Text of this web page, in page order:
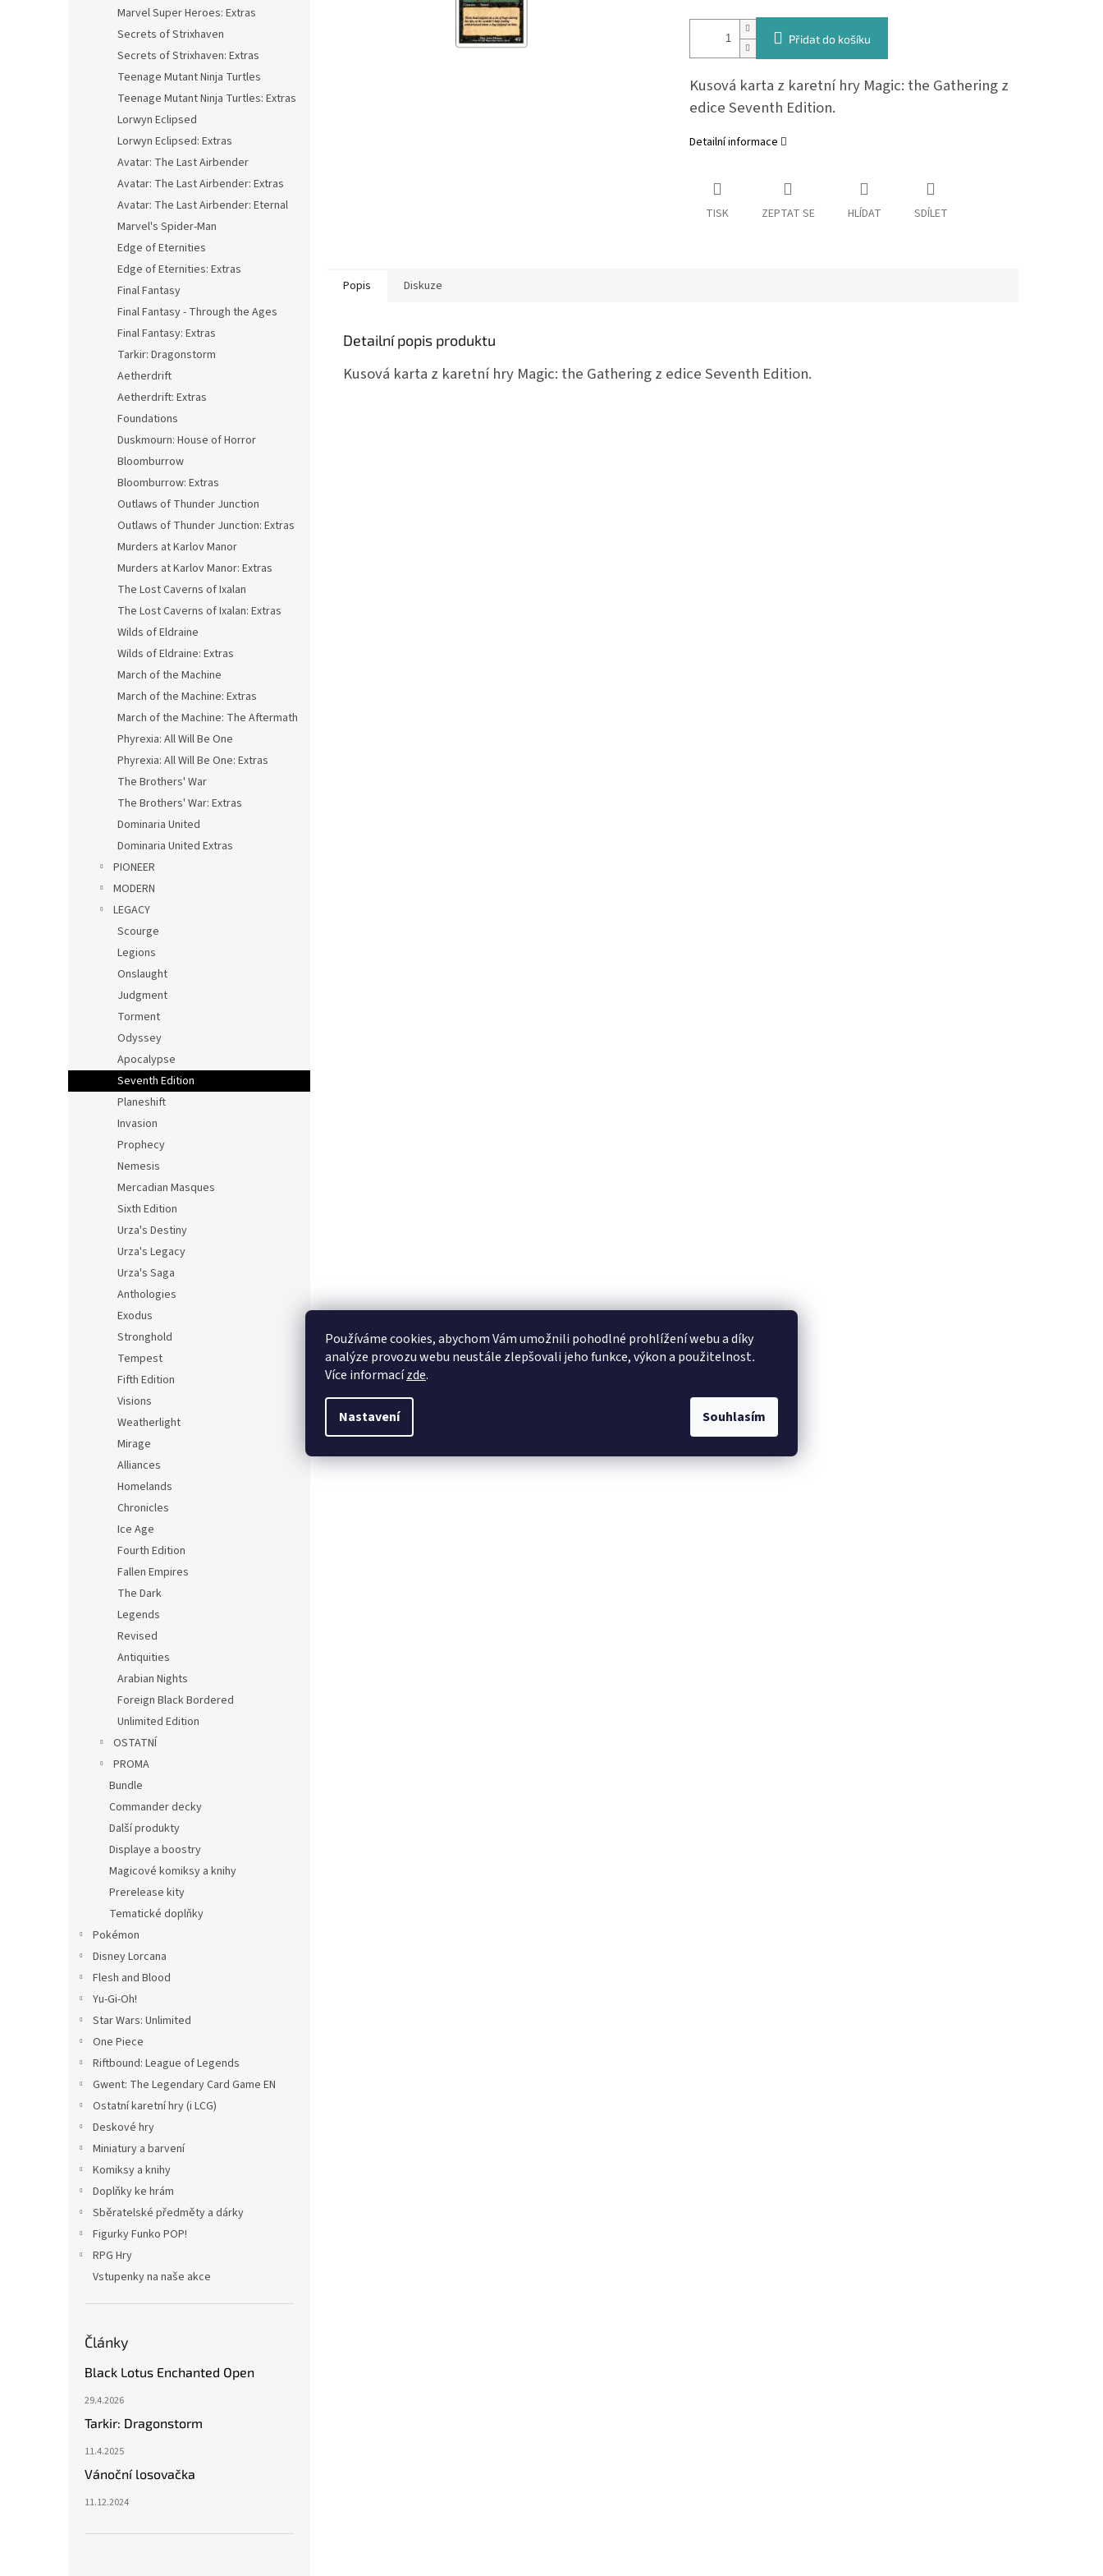
Používáme cookies, abychom Vám umožnili pohodlné prohlížení webu a díky
analýze provozu webu neustále zlepšovali jeho funkce, výkon a použitelnost.
Více informacízde.
Nastavení Souhlasím
Marvel Super Heroes: Extras
Secrets of Strixhaven
Secrets of Strixhaven: Extras
Teenage Mutant Ninja Turtles
Teenage Mutant Ninja Turtles: Extras
Lorwyn Eclipsed
Lorwyn Eclipsed: Extras
Avatar: The Last Airbender
Avatar: The Last Airbender: Extras
Avatar: The Last Airbender: Eternal
Marvel's Spider-Man
Edge of Eternities
Edge of Eternities: Extras
Final Fantasy
Final Fantasy - Through the Ages
Final Fantasy: Extras
Tarkir: Dragonstorm
Aetherdrift
Aetherdrift: Extras
Foundations
Duskmourn: House of Horror
Bloomburrow
Bloomburrow: Extras
Outlaws of Thunder Junction
Outlaws of Thunder Junction: Extras
Murders at Karlov Manor
Murders at Karlov Manor: Extras
The Lost Caverns of Ixalan
The Lost Caverns of Ixalan: Extras
Wilds of Eldraine
Wilds of Eldraine: Extras
March of the Machine
March of the Machine: Extras
March of the Machine: The Aftermath
Phyrexia: All Will Be One
Phyrexia: All Will Be One: Extras
The Brothers' War
The Brothers' War: Extras
Dominaria United
Dominaria United Extras
PIONEER
MODERN
LEGACY
Scourge
Legions
Onslaught
Judgment
Torment
Odyssey
Apocalypse
Seventh Edition
Planeshift
Invasion
Prophecy
Nemesis
Mercadian Masques
Sixth Edition
Urza's Destiny
Urza's Legacy
Urza's Saga
Anthologies
Exodus
Stronghold
Tempest
Fifth Edition
Visions
Weatherlight
Mirage
Alliances
Homelands
Chronicles
Ice Age
Fourth Edition
Fallen Empires
The Dark
Legends
Revised
Antiquities
Arabian Nights
Foreign Black Bordered
Unlimited Edition
OSTATNÍ
PROMA
Bundle
Commander decky
Další produkty
Displaye a boostry
Magicové komiksy a knihy
Prerelease kity
Tematické doplňky
Pokémon
Disney Lorcana
Flesh and Blood
Yu-Gi-Oh!
Star Wars: Unlimited
One Piece
Riftbound: League of Legends
Gwent: The Legendary Card Game EN
Ostatní karetní hry (i LCG)
Deskové hry
Miniatury a barvení
Komiksy a knihy
Doplňky ke hrám
Sběratelské předměty a dárky
Figurky Funko POP!
RPG Hry
Vstupenky na naše akce
Články
Black Lotus Enchanted Open
29.4.2026
Tarkir: Dragonstorm
11.4.2025
Vánoční losovačka
11.12.2024
Přidat do košíku
Kusová karta z karetní hry Magic: the Gathering z
edice Seventh Edition.
Detailní informace
TISK ZEPTAT SE HLÍDAT SDÍLET
Popis Diskuze
Detailní popis produktu
Kusová karta z karetní hry Magic: the Gathering z edice Seventh Edition.